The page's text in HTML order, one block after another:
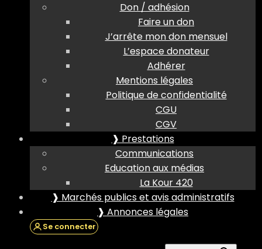
Don / adhésion
Faire un don
J’arrête mon don mensuel
L’espace donateur
Adhérer
Mentions légales
Politique de confidentialité
CGU
CGV
❱ Prestations
Communications
Education aux médias
La Kour 420
❱ Marchés publics et avis administratifs
❱ Annonces légales
Se connecter